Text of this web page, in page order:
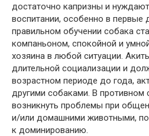
достаточно капризны и
воспитании, особенно в первые
правильном обучении собака
компаньоном, спокойной и
хозяина в любой ситуации.
длительной социализации и
возрастном периоде до года,
другими собаками. В противном
возникнуть проблемы при
и/или домашними животными,
к доминированию.